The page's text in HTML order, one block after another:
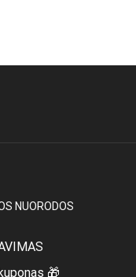
NUORODOS
🎁